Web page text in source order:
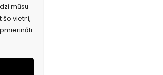
mūsu
šo vietni,